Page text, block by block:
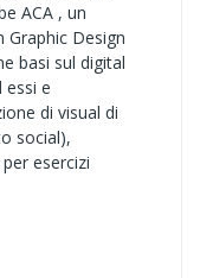
ACA , un
Graphic Design
basi sul digital
essi e
di visual di
social),
esercizi